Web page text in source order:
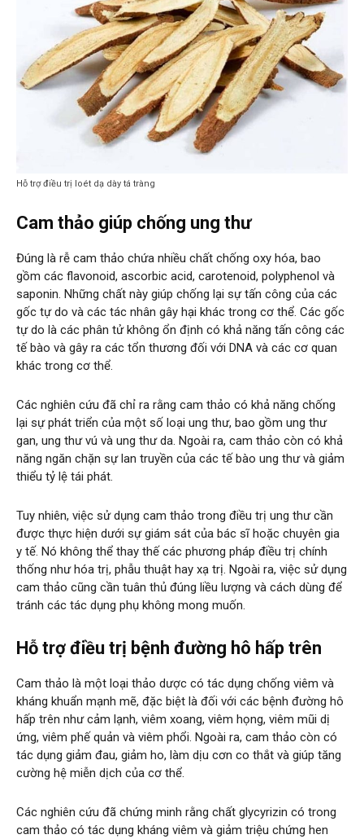
Hỗ trợ điều trị loét dạ dày tá tràng
Cam thảo giúp chống ung thư
Đúng là rễ cam thảo chứa nhiều chất chống oxy hóa, bao
gồm các flavonoid, ascorbic acid, carotenoid, polyphenol và
saponin. Những chất này giúp chống lại sự tấn công của các
gốc tự do và các tác nhân gây hại khác trong cơ thể. Các gốc
tự do là các phân tử không ổn định có khả năng tấn công các
tế bào và gây ra các tổn thương đối với DNA và các cơ quan
khác trong cơ thể.
Các nghiên cứu đã chỉ ra rằng cam thảo có khả năng chống
lại sự phát triển của một số loại ung thư, bao gồm ung thư
gan, ung thư vú và ung thư da. Ngoài ra, cam thảo còn có khả
năng ngăn chặn sự lan truyền của các tế bào ung thư và giảm
thiểu tỷ lệ tái phát.
Tuy nhiên, việc sử dụng cam thảo trong điều trị ung thư cần
được thực hiện dưới sự giám sát của bác sĩ hoặc chuyên gia
y tế. Nó không thể thay thế các phương pháp điều trị chính
thống như hóa trị, phẫu thuật hay xạ trị. Ngoài ra, việc sử dụng
cam thảo cũng cần tuân thủ đúng liều lượng và cách dùng để
tránh các tác dụng phụ không mong muốn.
Hỗ trợ điều trị bệnh đường hô hấp trên
Cam thảo là một loại thảo dược có tác dụng chống viêm và
kháng khuẩn mạnh mẽ, đặc biệt là đối với các bệnh đường hô
hấp trên như cảm lạnh, viêm xoang, viêm họng, viêm mũi dị
ứng, viêm phế quản và viêm phổi. Ngoài ra, cam thảo còn có
tác dụng giảm đau, giảm ho, làm dịu cơn co thắt và giúp tăng
cường hệ miễn dịch của cơ thể.
Các nghiên cứu đã chứng minh rằng chất glycyrizin có trong
cam thảo có tác dụng kháng viêm và giảm triệu chứng hen